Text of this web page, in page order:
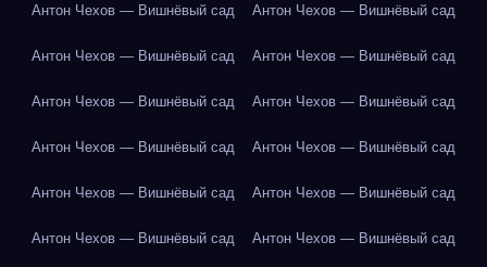
Антон Чехов — Вишнёвый сад Антон Чехов — Вишнёвый сад
Антон Чехов — Вишнёвый сад Антон Чехов — Вишнёвый сад
Антон Чехов — Вишнёвый сад Антон Чехов — Вишнёвый сад
Антон Чехов — Вишнёвый сад Антон Чехов — Вишнёвый сад
Антон Чехов — Вишнёвый сад Антон Чехов — Вишнёвый сад
Антон Чехов — Вишнёвый сад Антон Чехов — Вишнёвый сад